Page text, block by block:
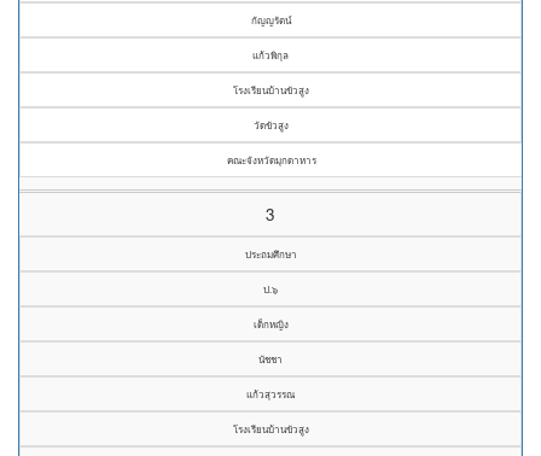
กัญญรัตน์
แก้วพิกุล
โรงเรียนบ้านขัวสูง
วัดขัวสูง
คณะจังหวัดมุกดาหาร
3
ประถมศึกษา
ป.๖
เด็กหญิง
นัชชา
แก้วสุวรรณ
โรงเรียนบ้านขัวสูง